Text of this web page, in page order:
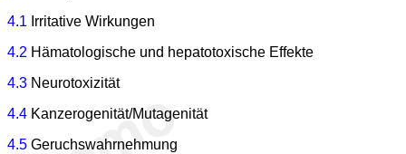
4.1 Irritative Wirkungen
4.2 Hämatologische und hepatotoxische Effekte
4.3 Neurotoxizität
4.4 Kanzerogenität/Mutagenität
4.5 Geruchswahrnehmung